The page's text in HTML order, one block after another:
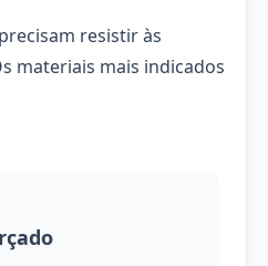
resistir às
materiais mais indicados